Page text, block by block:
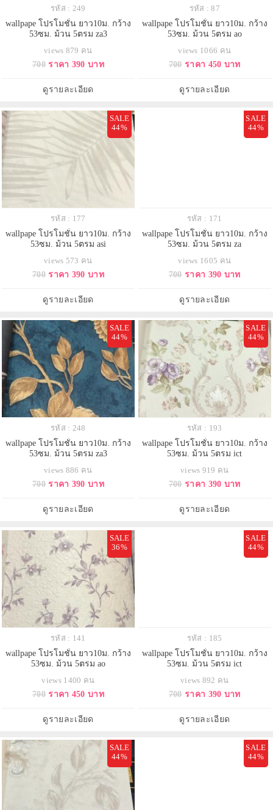
รหัส : 249
wallpape โปรโมชั่น ยาว10ม. กว้าง
53ซม. ม้วน 5ตรม za3
views 879 คน
700 ราคา 390 บาท
ดูรายละเอียด
รหัส : 87
wallpape โปรโมชั่น ยาว10ม. กว้าง
53ซม. ม้วน 5ตรม ao
views 1066 คน
700 ราคา 450 บาท
ดูรายละเอียด
SALE
44%
รหัส : 177
wallpape โปรโมชั่น ยาว10ม. กว้าง
53ซม. ม้วน 5ตรม asi
views 573 คน
700 ราคา 390 บาท
ดูรายละเอียด
SALE
44%
รหัส : 171
wallpape โปรโมชั่น ยาว10ม. กว้าง
53ซม. ม้วน 5ตรม za
views 1605 คน
700 ราคา 390 บาท
ดูรายละเอียด
SALE
44%
รหัส : 248
wallpape โปรโมชั่น ยาว10ม. กว้าง
53ซม. ม้วน 5ตรม za3
views 886 คน
700 ราคา 390 บาท
ดูรายละเอียด
SALE
44%
รหัส : 193
wallpape โปรโมชั่น ยาว10ม. กว้าง
53ซม. ม้วน 5ตรม ict
views 919 คน
700 ราคา 390 บาท
ดูรายละเอียด
SALE
36%
รหัส : 141
wallpape โปรโมชั่น ยาว10ม. กว้าง
53ซม. ม้วน 5ตรม ao
views 1400 คน
700 ราคา 450 บาท
ดูรายละเอียด
SALE
44%
รหัส : 185
wallpape โปรโมชั่น ยาว10ม. กว้าง
53ซม. ม้วน 5ตรม ict
views 892 คน
700 ราคา 390 บาท
ดูรายละเอียด
SALE
44%
SALE
44%